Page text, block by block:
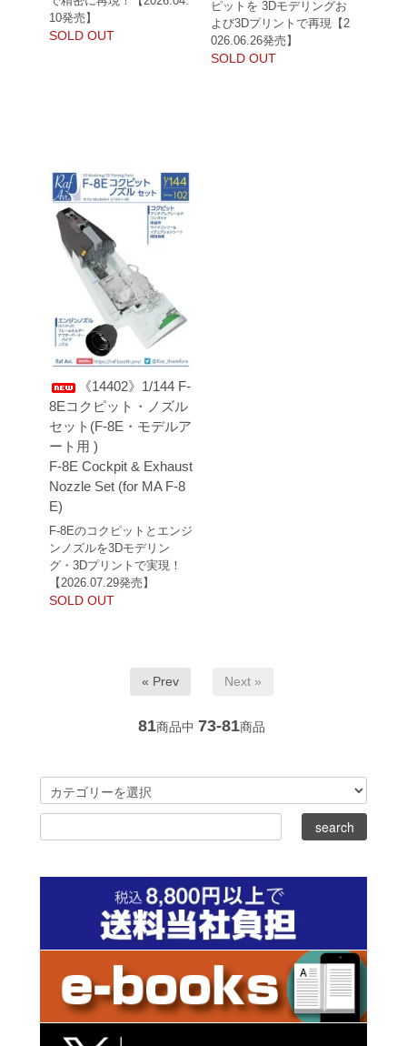
10発売】
SOLD OUT
ピットを 3Dモデリングお
よび3Dプリントで再現【2
026.06.26発売】
SOLD OUT
《14402》1/144 F-
8Eコクピット・ノズル
セット(F-8E・モデルア
ート用 )
F-8E Cockpit & Exhaust
Nozzle Set (for MA F-8
E)
F-8Eのコクピットとエンジ
ンノズルを3Dモデリン
グ・3Dプリントで実現！
【2026.07.29発売】
SOLD OUT
« Prev Next »
81商品中 73-81商品